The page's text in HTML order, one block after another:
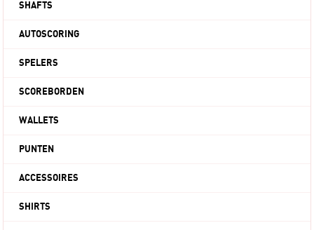
SHAFTS
AUTOSCORING
SPELERS
SCOREBORDEN
WALLETS
PUNTEN
ACCESSOIRES
SHIRTS